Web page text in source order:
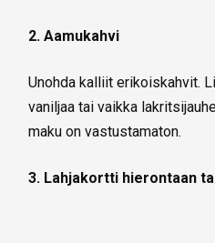
2. Aamukahvi
Unohda kalliit erikoiskahvit.
vaniljaa tai vaikka
maku on vastustamaton.
3. Lahjakortti hierontaan